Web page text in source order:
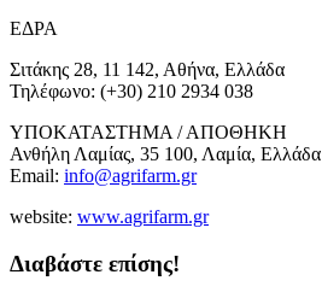
ΕΔΡΑ
Σιτάκης 28, 11 142, Αθήνα, Ελλάδα
Τηλέφωνο: (+30) 210 2934 038
ΥΠΟΚΑΤΑΣΤΗΜΑ / ΑΠΟΘΗΚΗ
Ανθήλη Λαμίας, 35 100, Λαμία, Ελλάδα
Email: info@agrifarm.gr
website: www.agrifarm.gr
Διαβάστε επίσης!